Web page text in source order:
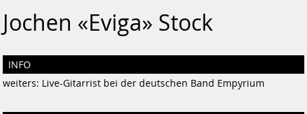
Jochen «Eviga» Stock
INFO
weiters: Live-Gitarrist bei der deutschen Band Empyrium